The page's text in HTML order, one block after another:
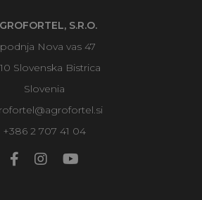
S.R.O.
Nova vas 47
Slovenska Bistrica
Slovenia
+386 2 707 41 04